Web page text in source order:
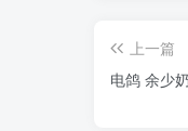
上一篇
电鸽 余少